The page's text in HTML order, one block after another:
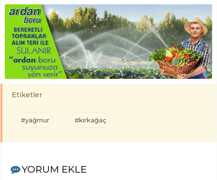
Etiketler
#yağmur #kırkağaç
YORUM EKLE